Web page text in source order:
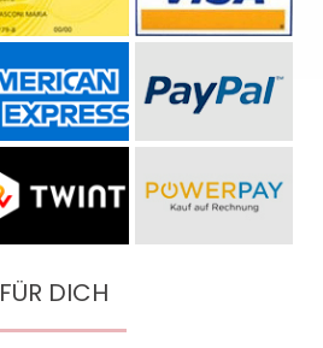
FÜR DICH